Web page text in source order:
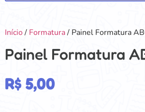
Início/ Formatura/ Painel Formatura
Painel Formatura
R$ 5,00